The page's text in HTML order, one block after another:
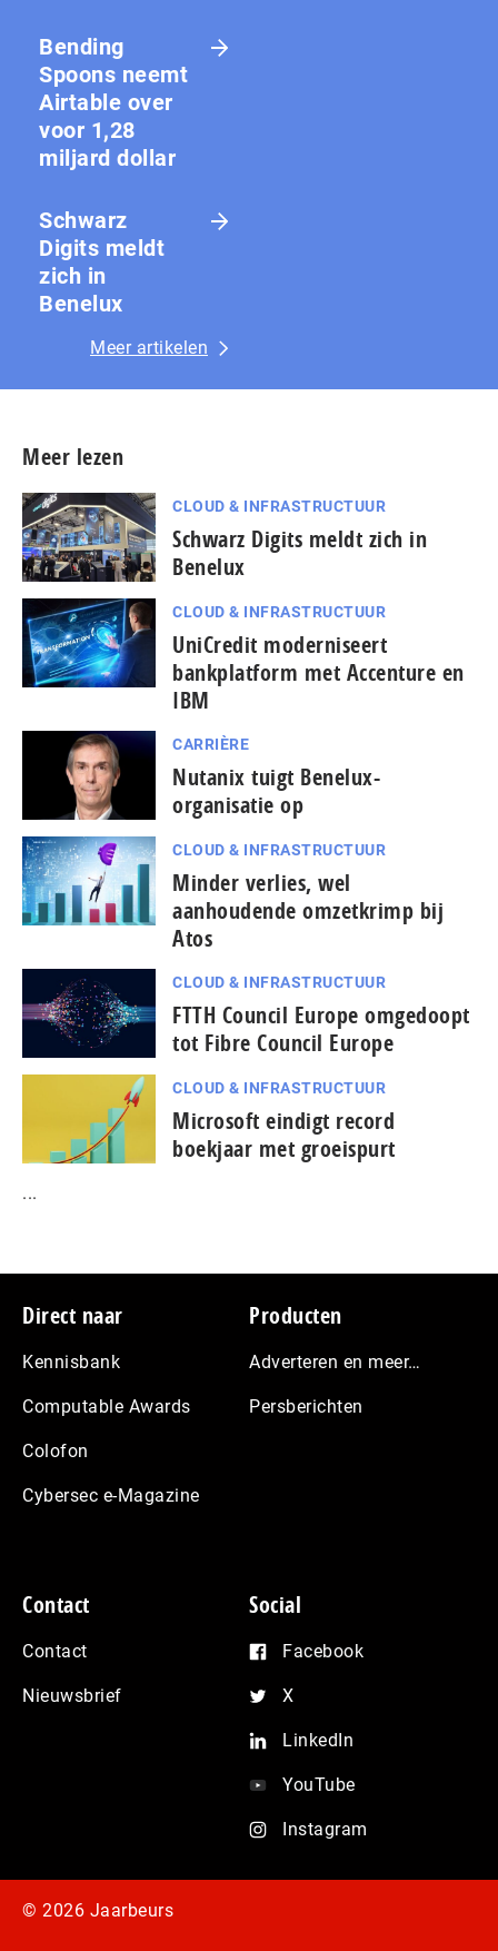
Bending
Spoons neemt
Airtable over
voor 1,28
miljard dollar
Schwarz
Digits meldt
zich in
Benelux
Meer artikelen
Meer lezen
CLOUD & INFRASTRUCTUUR
Schwarz Digits meldt zich in
Benelux
CLOUD & INFRASTRUCTUUR
UniCredit moderniseert
bankplatform met Accenture en
IBM
CARRIÈRE
Nutanix tuigt Benelux-
organisatie op
CLOUD & INFRASTRUCTUUR
Minder verlies, wel
aanhoudende omzetkrimp bij
Atos
CLOUD & INFRASTRUCTUUR
FTTH Council Europe omgedoopt
tot Fibre Council Europe
CLOUD & INFRASTRUCTUUR
Microsoft eindigt record
boekjaar met groeispurt
...
Footer
Direct naar
Kennisbank
Computable Awards
Colofon
Cybersec e-Magazine
Producten
Adverteren en meer…
Persberichten
Contact
Contact
Nieuwsbrief
Social
Facebook
X
LinkedIn
YouTube
Instagram
© 2026 Jaarbeurs